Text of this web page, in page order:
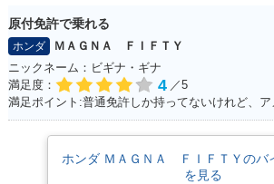
原付免許で乗れる
ホンダ
ＭＡＧＮＡ ＦＩＦＴＹ
ニックネーム：ビギナ・ギナ
満足度：
4 ／5
ホンダ ＭＡＧＮＡ ＦＩＦＴＹのバ
を見る